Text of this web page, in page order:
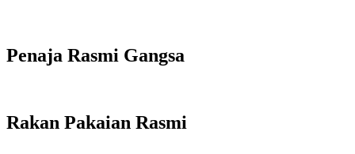
Penaja Rasmi Gangsa
Rakan Pakaian Rasmi